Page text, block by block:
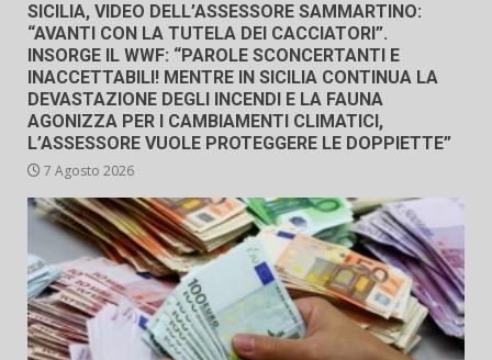
SICILIA, VIDEO DELL’ASSESSORE SAMMARTINO:
“AVANTI CON LA TUTELA DEI CACCIATORI”.
INSORGE IL WWF: “PAROLE SCONCERTANTI E
INACCETTABILI! MENTRE IN SICILIA CONTINUA LA
DEVASTAZIONE DEGLI INCENDI E LA FAUNA
AGONIZZA PER I CAMBIAMENTI CLIMATICI,
L’ASSESSORE VUOLE PROTEGGERE LE DOPPIETTE”
7 Agosto 2026